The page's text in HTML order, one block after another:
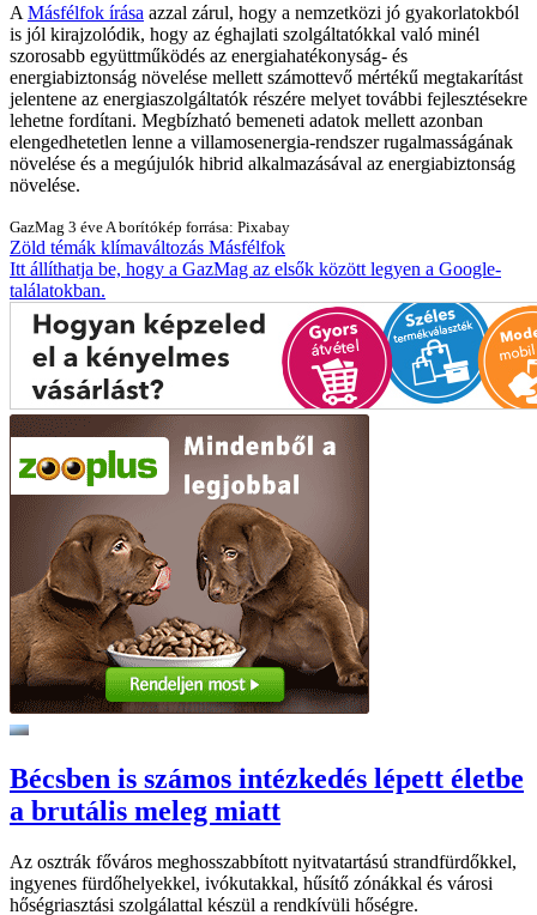
A Másfélfok írása azzal zárul, hogy a nemzetközi jó gyakorlatokból
is jól kirajzolódik, hogy az éghajlati szolgáltatókkal való minél
szorosabb együttműködés az energiahatékonyság- és
energiabiztonság növelése mellett számottevő mértékű megtakarítást
jelentene az energiaszolgáltatók részére melyet további fejlesztésekre
lehetne fordítani. Megbízható bemeneti adatok mellett azonban
elengedhetetlen lenne a villamosenergia-rendszer rugalmasságának
növelése és a megújulók hibrid alkalmazásával az energiabiztonság
növelése.
GazMag 3 éve A borítókép forrása: Pixabay
Zöld témák klímaváltozás Másfélfok
Itt állíthatja be, hogy a GazMag az elsők között legyen a Google-
találatokban.
Bécsben is számos intézkedés lépett életbe
a brutális meleg miatt
Az osztrák főváros meghosszabbított nyitvatartású strandfürdőkkel,
ingyenes fürdőhelyekkel, ivókutakkal, hűsítő zónákkal és városi
hőségriasztási szolgálattal készül a rendkívüli hőségre.